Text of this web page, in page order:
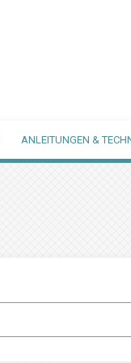
ANLEITUNGEN &